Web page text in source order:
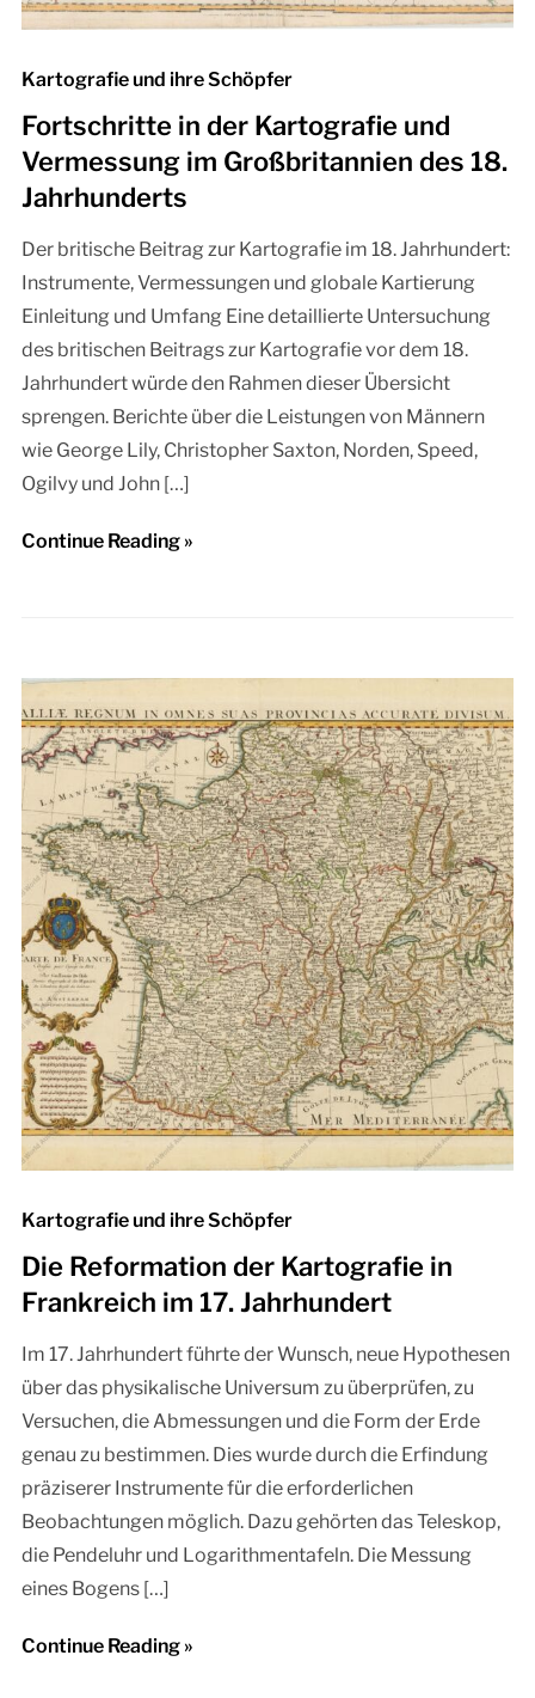
Kartografie und ihre Schöpfer
Fortschritte in der Kartografie und
Vermessung im Großbritannien des 18.
Jahrhunderts
Der britische Beitrag zur Kartografie im 18. Jahrhundert:
Instrumente, Vermessungen und globale Kartierung
Einleitung und Umfang Eine detaillierte Untersuchung
des britischen Beitrags zur Kartografie vor dem 18.
Jahrhundert würde den Rahmen dieser Übersicht
sprengen. Berichte über die Leistungen von Männern
wie George Lily, Christopher Saxton, Norden, Speed,
Ogilvy und John […]
Continue Reading »
Kartografie und ihre Schöpfer
Die Reformation der Kartografie in
Frankreich im 17. Jahrhundert
Im 17. Jahrhundert führte der Wunsch, neue Hypothesen
über das physikalische Universum zu überprüfen, zu
Versuchen, die Abmessungen und die Form der Erde
genau zu bestimmen. Dies wurde durch die Erfindung
präziserer Instrumente für die erforderlichen
Beobachtungen möglich. Dazu gehörten das Teleskop,
die Pendeluhr und Logarithmentafeln. Die Messung
eines Bogens […]
Continue Reading »